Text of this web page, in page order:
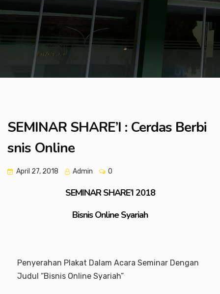
SEMINAR SHARE’I : Cerdas Berbi
snis Online
April 27, 2018 Admin 0
SEMINAR SHARE’I 2018
Bisnis Online Syariah
Penyerahan Plakat Dalam Acara Seminar Dengan
Judul “Bisnis Online Syariah”